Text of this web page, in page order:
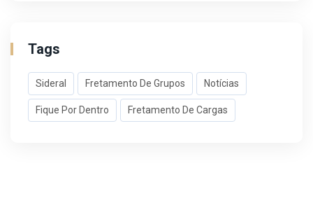
Tags
Sideral Fretamento De Grupos Notícias
Fique Por Dentro Fretamento De Cargas